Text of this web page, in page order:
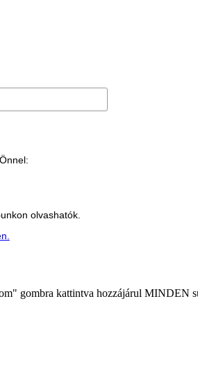
olvashatók.
gombra kattintva hozzájárul MINDEN